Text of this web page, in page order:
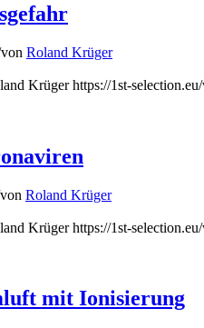
von Roland Krüger
Krüger https://1st-
von Roland Krüger
Krüger https://1st-
mit Ionisierung